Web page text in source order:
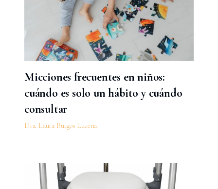
Micciones frecuentes en niños:
cuándo es solo un hábito y cuándo
consultar
Dra. Laura Burgos Lucena